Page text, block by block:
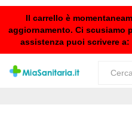
Il carrello è
aggiornamento. Ci scusiamo
assistenza puoi scrivere a: